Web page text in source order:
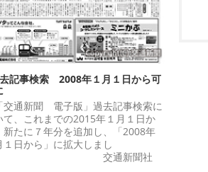
記事検索 2008年１月１日から可
通新聞 電子版」過去記事検索に
て、これまでの2015年１月１日か
新たに７年分を追加し、「2008年
１日から」に拡大しまし
。 交通新聞社